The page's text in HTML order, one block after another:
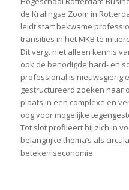
de Kralingse Zoom in
leidt start bekwame
transities in het MKB te
Dit vergt niet alleen kennis
ook de benodigde hard- en
professional is nieuwsgierig
gestructureerd zoeken naar
plaats in een complexe en
oog voor mogelijke
Tot slot profileert hij zich in
belangrijke thema’s als
betekeniseconomie.